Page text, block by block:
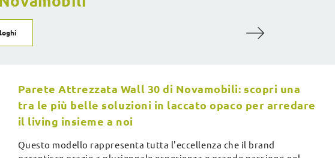
Parete Attrezzata Wall 30 di Novamobili: scopri una
tra le più belle soluzioni in laccato opaco per arredare
il living insieme a noi
Questo modello rappresenta tutta l'eccellenza che il brand